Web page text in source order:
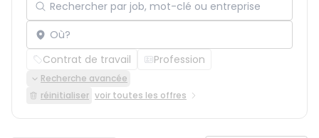
Localisation
Contrat de travail Profession
Recherche avancée
réinitialiser voir toutes les offres